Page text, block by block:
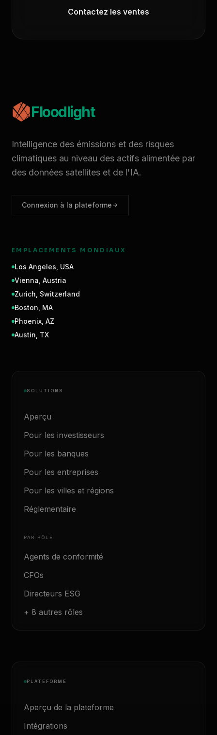
Contactez les ventes
Floodlight
Intelligence des émissions et des risques
climatiques au niveau des actifs alimentée par
des données satellites et de l'IA.
Connexion à la plateforme
EMPLACEMENTS MONDIAUX
Los Angeles USA
Vienna Austria
Zurich Switzerland
Boston MA
Phoenix AZ
Austin TX
SOLUTIONS
Aperçu
Pour les investisseurs
Pour les banques
Pour les entreprises
Pour les villes et régions
Réglementaire
PAR RÔLE
Agents de conformité
CFOs
Directeurs ESG
+ 8 autres rôles
PLATEFORME
Aperçu de la plateforme
Intégrations